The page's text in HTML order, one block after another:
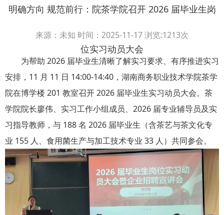
明确方向 规范前行：院茶学院召开 2026 届毕业生岗
位实习动员大会
来源：未知 时间：2025-11-17 浏览:1213次
为帮助 2026 届毕业生清晰了解实习要求、有序推进实习
安排，11 月 11 日 14:00-14:40，湖南商务职业技术学院茶学
院在博学楼 201 教室召开 2026 届毕业生实习动员大会。茶
学院院长廖伟、实习工作小组成员、2026 届专业辅导员及实
习指导教师，与 188 名 2026 届毕业生（含茶艺与茶文化专
业 155 人、食用菌生产与加工技术专业 33 人）共同参会。